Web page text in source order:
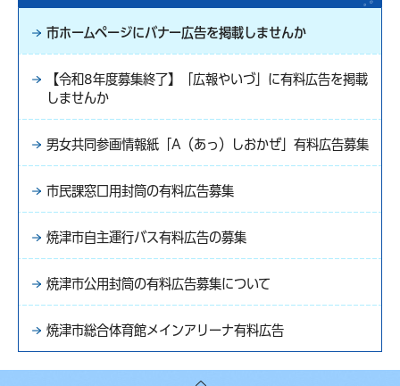
市ホームページにバナー広告を掲載しませんか
【令和8年度募集終了】「広報やいづ」に有料広告を掲載
しませんか
男女共同参画情報紙「A（あっ）しおかぜ」有料広告募集
市民課窓口用封筒の有料広告募集
焼津市自主運行バス有料広告の募集
焼津市公用封筒の有料広告募集について
焼津市総合体育館メインアリーナ有料広告